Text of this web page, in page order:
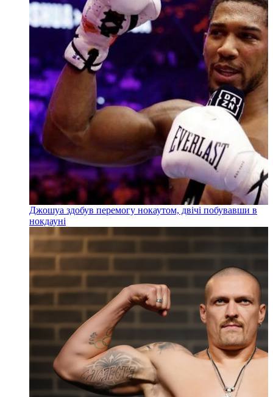
Джошуа здобув перемогу нокаутом, двічі побувавши в
нокдауні